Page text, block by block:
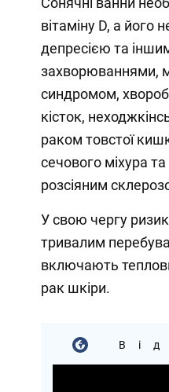
вітаміну D, а його
депресією та
захворюваннями,
синдромом,
кісток,
раком товстої
сечового міхура
розсіяним
У свою чергу
тривалим
включають
рак шкіри.